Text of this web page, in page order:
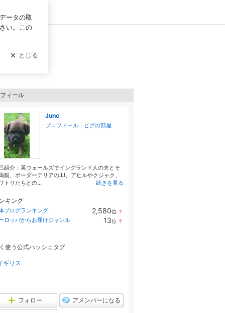
ン
ィール
June
プロフィール ｜ ピグの部屋
紹介：英ウェールズでイングランド人の夫とそ
親、ボーダーテリアのJJ、アヒルやクジャク、
トリたちとの...
続きを見る
キング
ブログランキング 2,580位 ↑
ロッパからお届けジャンル 13位 ↑
使う公式ハッシュタグ
ギリス
フォロー アメンバーになる